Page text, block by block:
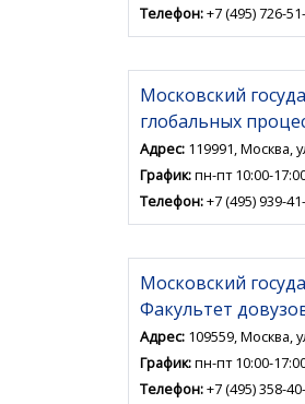
Телефон:+7 (495) 726-
Московский
глобальных
Адрес: 119991, Москва,
График:пн-пт 10:00-
Телефон:+7 (495) 939-
Московский
Факультет
Адрес: 109559, Москва,
График:пн-пт 10:00-
Телефон:+7 (495) 358-